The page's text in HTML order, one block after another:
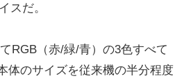
スだ。
RGB（赤/緑/青）の3色すべて
体のサイズを従来機の半分程度